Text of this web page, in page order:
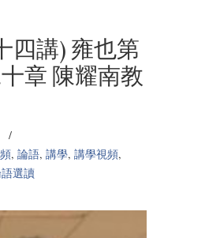
四講) 雍也第
章 陳耀南教
/
, 論語, 講學, 講學視頻,
選讀